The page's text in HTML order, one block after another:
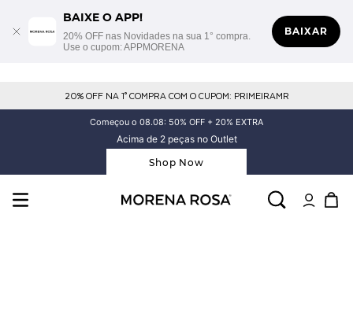
BAIXE O APP!
20% OFF nas Novidades na sua 1° compra.
Use o cupom: APPMORENA
BAIXAR
20% OFF NA 1° COMPRA COM O CUPOM: PRIMEIRAMR
Começou o 08.08: 50% OFF + 20% EXTRA
Acima de 2 peças no Outlet
Shop Now